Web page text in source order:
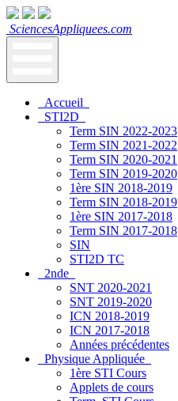
SciencesAppliquees.com
Accueil
STI2D
Term SIN 2022-2023
Term SIN 2021-2022
Term SIN 2020-2021
Term SIN 2019-2020
1ère SIN 2018-2019
Term SIN 2018-2019
1ère SIN 2017-2018
Term SIN 2017-2018
SIN
STI2D TC
2nde
SNT 2020-2021
SNT 2019-2020
ICN 2018-2019
ICN 2017-2018
Années précédentes
Physique Appliquée
1ère STI Cours
Applets de cours